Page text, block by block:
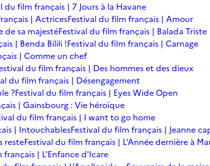
du film français | 7 Jours à la Havane
| ActricesFestival du film français | Amour
de sa majestéFestival du film français | Balada Triste
| Benda Bilili !Festival du film français | Carnage
| Comme un chef
du film français | Des hommes et des dieux
du film français | Désengagement
?Festival du film français | Eyes Wide Open
| Gainsbourg : Vie héroïque
du film français | I want to go home
| IntouchablesFestival du film français | Jeanne
resteFestival du film français | L'Année dernière à
français | L'Enfance d'Icare